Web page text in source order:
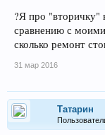
рынке сьемного
раза.каждый раз в
начинал
неожиданным то
было на это
думаю в 2008году
Сейчас все мое.
?Я про "вторичку"
сравнению с
сколько ремонт
31 мар 2016
Татарин